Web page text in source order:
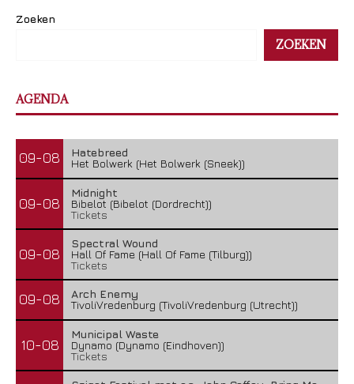
Zoeken
ZOEKEN
AGENDA
09-08
Hatebreed
Het Bolwerk (Het Bolwerk (Sneek))
09-08
Midnight
Bibelot (Bibelot (Dordrecht))
Tickets
09-08
Spectral Wound
Hall Of Fame (Hall Of Fame (Tilburg))
Tickets
09-08
Arch Enemy
TivoliVredenburg (TivoliVredenburg (Utrecht))
10-08
Municipal Waste
Dynamo (Dynamo (Eindhoven))
Tickets